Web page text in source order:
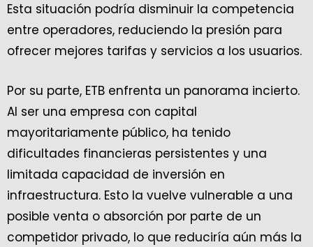
Esta situación podría disminuir la competencia
entre operadores, reduciendo la presión para
ofrecer mejores tarifas y servicios a los usuarios.
Por su parte, ETB enfrenta un panorama incierto.
Al ser una empresa con capital
mayoritariamente público, ha tenido
dificultades financieras persistentes y una
limitada capacidad de inversión en
infraestructura. Esto la vuelve vulnerable a una
posible venta o absorción por parte de un
competidor privado, lo que reduciría aún más la